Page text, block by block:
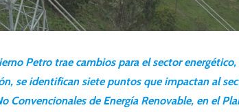
Petro trae cambios para el sector
se identifican siete puntos que impactan al
Convencionales de Energía Renovable, en el